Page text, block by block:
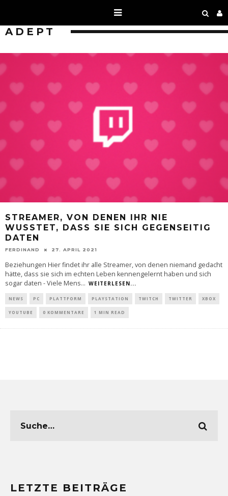
ADEPT
STREAMER, VON DENEN IHR NIE
WUSSTET, DASS SIE SICH GEGENSEITIG
DATEN
FERDINAND 27. APRIL 2021
Beziehungen Hier findet ihr alle Streamer, von denen niemand gedacht
hätte, dass sie sich im echten Leben kennengelernt haben und sich
sogar daten - Viele Mens... WEITERLESEN...
NEWS PC PLATTFORM PLAYSTATION TWITCH TWITTER XBOX
YOUTUBE 0 KOMMENTARE 1 MIN READ
LETZTE BEITRÄGE